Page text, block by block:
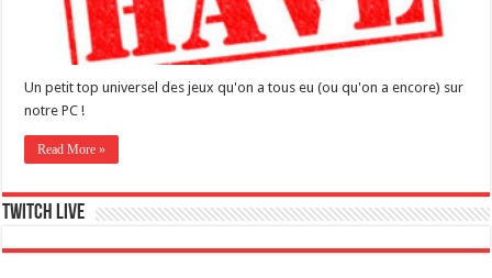
Un petit top universel des jeux qu'on a tous eu (ou qu'on a encore) sur
notre PC !
Read More »
Twitch live